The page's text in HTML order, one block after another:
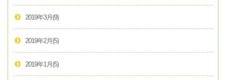
2019年3月 (9)
2019年2月 (5)
2019年1月 (5)